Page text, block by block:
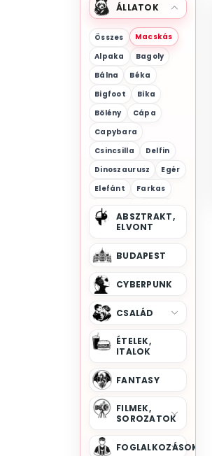
ÁLLATOK
Összes
Macskás
Alpaka
Bagoly
Bálna
Béka
Bigfoot
Bika
Bölény
Cápa
Capybara
Csincsilla
Delfin
Dinoszaurusz
Egér
Elefánt
Farkas
Flamingó
Gorilla
Halak
Hiéna
Hörcsög
Kacsa
Kakas
Kígyó
Krokodil
Lajhár
Láma
Majom
Medve
Méh
Nyuszi
Oposszum
Orrszarvú
Panda
ABSZTRAKT,
ELVONT
BUDAPEST
CYBERPUNK
CSALÁD
ÉTELEK,
ITALOK
FANTASY
FILMEK,
SOROZATOK
FOGLALKOZÁSOK